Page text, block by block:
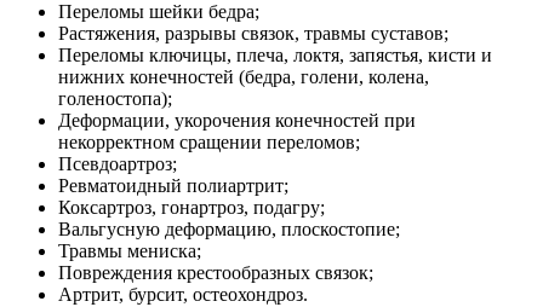
Переломы шейки бедра;
Растяжения, разрывы связок, травмы суставов;
Переломы ключицы, плеча, локтя, запястья, кисти и
нижних конечностей (бедра, голени, колена,
голеностопа);
Деформации, укорочения конечностей при
некорректном сращении переломов;
Псевдоартроз;
Ревматоидный полиартрит;
Коксартроз, гонартроз, подагру;
Вальгусную деформацию, плоскостопие;
Травмы мениска;
Повреждения крестообразных связок;
Артрит, бурсит, остеохондроз.